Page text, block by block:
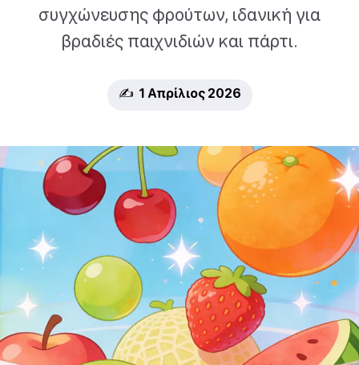
συγχώνευσης φρούτων, ιδανική για
βραδιές παιχνιδιών και πάρτι.
✍️ 1 Απρίλιος 2026